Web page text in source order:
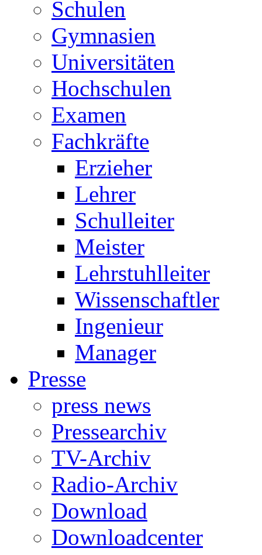
Schulen
Gymnasien
Universitäten
Hochschulen
Examen
Fachkräfte
Erzieher
Lehrer
Schulleiter
Meister
Lehrstuhlleiter
Wissenschaftler
Ingenieur
Manager
Presse
press news
Pressearchiv
TV-Archiv
Radio-Archiv
Download
Downloadcenter